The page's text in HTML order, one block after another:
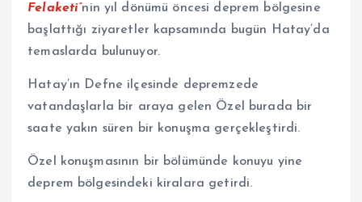
Felaketi”nin yıl dönümü öncesi deprem bölgesine
başlattığı ziyaretler kapsamında bugün Hatay’da
temaslarda bulunuyor.
Hatay’ın Defne ilçesinde depremzede
vatandaşlarla bir araya gelen Özel burada bir
saate yakın süren bir konuşma gerçekleştirdi.
Özel konuşmasının bir bölümünde konuyu yine
deprem bölgesindeki kiralara getirdi.